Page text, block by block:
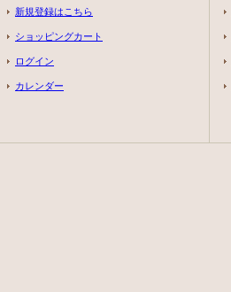
新規登録はこちら
ショッピングカート
ログイン
カレンダー